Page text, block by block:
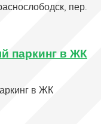
пер.
паркинг в ЖК
в ЖК